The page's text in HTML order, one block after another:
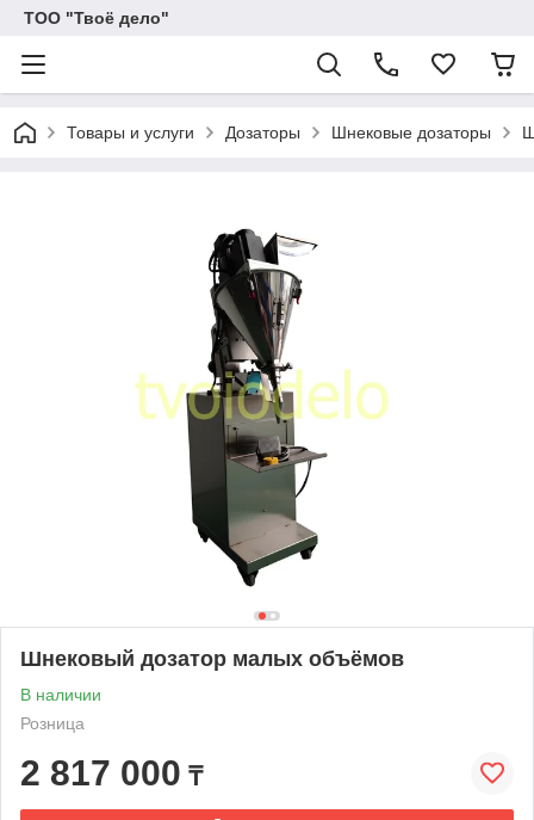
ТОО "Твоё дело"
Товары и услуги Дозаторы Шнековые дозаторы
Шнековый дозатор малых объёмов
В наличии
Розница
2 817 000 ₸